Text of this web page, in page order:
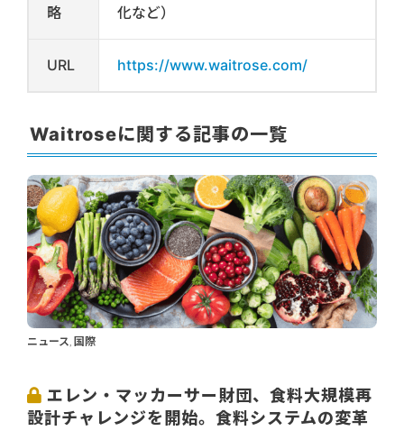
略
化など）
URL https://www.waitrose.com/
Waitroseに関する記事の一覧
ニュース, 国際
エレン・マッカーサー財団、食料大規模再
設計チャレンジを開始。食料システムの変革